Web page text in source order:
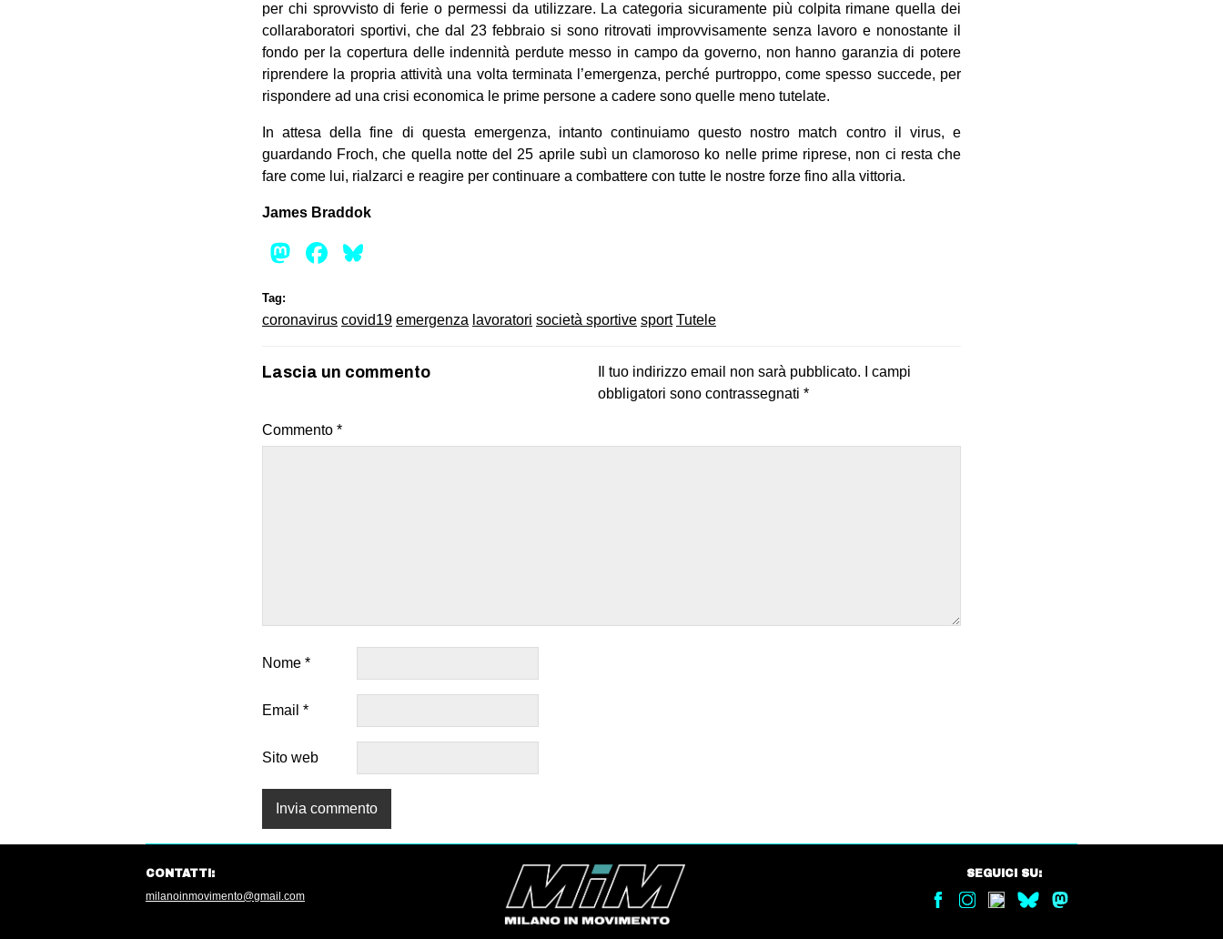
per chi sprovvisto di ferie o permessi da utilizzare. La categoria sicuramente più colpita rimane quella dei
collaraboratori sportivi, che dal 23 febbraio si sono ritrovati improvvisamente senza lavoro e nonostante il
fondo per la copertura delle indennità perdute messo in campo da governo, non hanno garanzia di potere
riprendere la propria attività una volta terminata l’emergenza, perché purtroppo, come spesso succede, per
rispondere ad una crisi economica le prime persone a cadere sono quelle meno tutelate.
In attesa della fine di questa emergenza, intanto continuiamo questo nostro match contro il virus, e
guardando Froch, che quella notte del 25 aprile subì un clamoroso ko nelle prime riprese, non ci resta che
fare come lui, rialzarci e reagire per continuare a combattere con tutte le nostre forze fino alla vittoria.
James Braddok
Mastodon
Facebook
Tag:
coronavirus covid19 emergenza lavoratori società sportive sport Tutele
Lascia un commento Il tuo indirizzo email non sarà pubblicato.
I campi
obbligatori sono contrassegnati *
Commento *
Nome *
Email *
Sito web
CONTATTI:
milanoinmovimento@gmail.com
SEGUICI SU: